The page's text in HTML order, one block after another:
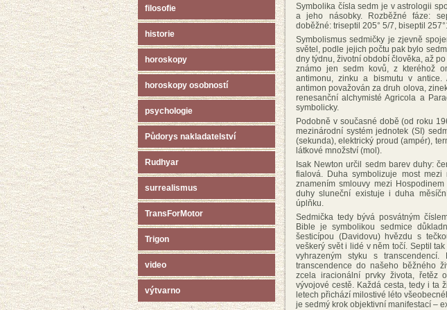
filosofie
historie
horoskopy
horoskopy osobností
psychologie
Půdorys nakladatelství
Rudhyar
surrealismus
TransForMotor
Trigon
video
výtvarno
Symbolika čísla sedm je v astrologii
a jeho násobky. Rozběžné fáze:
doběžné: triseptil 205° 5/7, biseptil
Symbolismus sedmičky je zjevně
světel, podle jejich počtu pak bylo
dny týdnu, životní období člověka, až
známo jen sedm kovů, z kteréhož
antimonu, zinku a bismutu v antice.
antimon považován za druh olova,
renesanční alchymisté Agricola a
symbolicky.
Podobně v současné době (od roku
mezinárodní systém jednotek (SI)
(sekunda), elektrický proud (ampér),
látkové množství (mol).
Isak Newton určil sedm barev duhy:
fialová. Duha symbolizuje most
znamením smlouvy mezi
duhy sluneční existuje i duha
úplňku.
Sedmička tedy bývá posvátným
Bible je symbolikou sedmice
šesticípou (Davidovu) hvězdu s
veškerý svět i lidé v něm točí. Septil
vyhrazeným styku s
transcendence do našeho běžného
zcela iracionální prvky života, řetěz
vývojové cestě. Každá cesta, tedy i ta
letech přichází milostivé léto
je sedmý krok objektivní manifestací –